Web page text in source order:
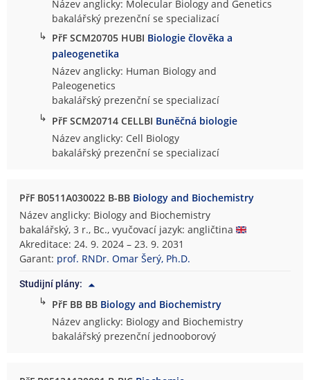
Název anglicky: Molecular Biology and Genetics
bakalářský prezenční se specializací
↳ PřF SCM20705 HUBI Biologie člověka a
paleogenetika
Název anglicky: Human Biology and
Paleogenetics
bakalářský prezenční se specializací
↳ PřF SCM20714 CELLBI Buněčná biologie
Název anglicky: Cell Biology
bakalářský prezenční se specializací
PřF B0511A030022 B-BB Biology and Biochemistry
Název anglicky: Biology and Biochemistry
bakalářský, 3 r., Bc., vyučovací jazyk: angličtina
Akreditace: 24. 9. 2024 – 23. 9. 2031
Garant: prof. RNDr. Omar Šerý, Ph.D.
Studijní plány:
↳ PřF BB BB Biology and Biochemistry
Název anglicky: Biology and Biochemistry
bakalářský prezenční jednooborový